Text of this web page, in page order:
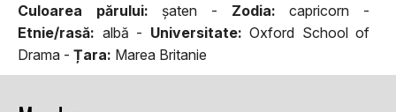
Culoarea părului: şaten - Zodia: capricorn -
Etnie/rasă: albă - Universitate: Oxford School of
Drama - Țara: Marea Britanie